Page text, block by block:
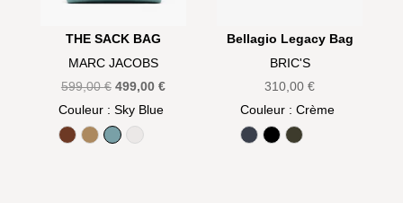
THE SACK BAG
MARC JACOBS
599,00€ Le
prix
initial
499,00 €Le
Couleur: Sky Blue
Argan Oil
CamelSky Blue
White
Bellagio Legacy Bag
BRIC'S
310,00€
Couleur : Crème
BleuNoirOlive